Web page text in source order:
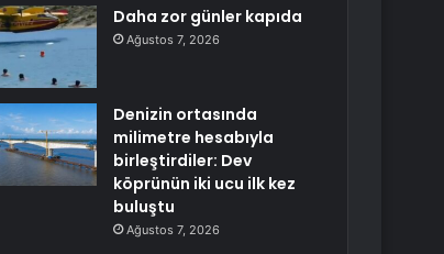
Daha zor günler kapıda
Ağustos 7, 2026
Denizin ortasında
milimetre hesabıyla
birleştirdiler: Dev
köprünün iki ucu ilk kez
buluştu
Ağustos 7, 2026